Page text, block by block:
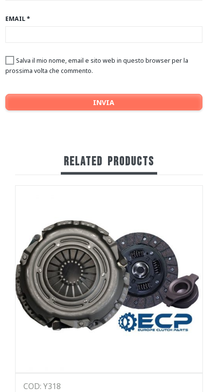
EMAIL*
Salva il mio nome, email e sito web in questo browser per la
prossima volta che commento.
RELATED PRODUCTS
COD: Y318